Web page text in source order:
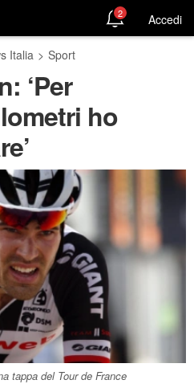
2 Accedi
Italia > Sport
‘Per
ho
tappa del Tour de France